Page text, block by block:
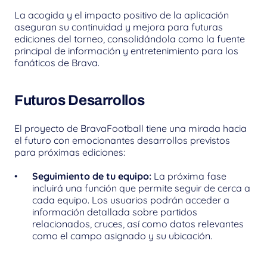
La acogida y el impacto positivo de la aplicación
aseguran su continuidad y mejora para futuras
ediciones del torneo, consolidándola como la fuente
principal de información y entretenimiento para los
fanáticos de Brava.
Futuros Desarrollos
El proyecto de BravaFootball tiene una mirada hacia
el futuro con emocionantes desarrollos previstos
para próximas ediciones:
Seguimiento de tu equipo: La próxima fase
incluirá una función que permite seguir de cerca a
cada equipo. Los usuarios podrán acceder a
información detallada sobre partidos
relacionados, cruces, así como datos relevantes
como el campo asignado y su ubicación.